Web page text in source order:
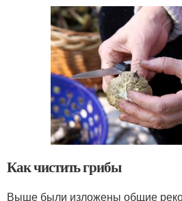
Как чистить грибы
Выше были изложены общие